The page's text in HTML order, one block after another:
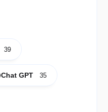
39
Chat GPT 35